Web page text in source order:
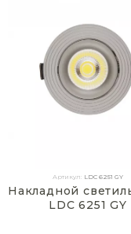
Артикул: LDC 6251 GY
Накладной
LDC 6251 GY